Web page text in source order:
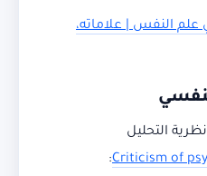
علم النفس | علاماته،
التحليل
Criticism of
: